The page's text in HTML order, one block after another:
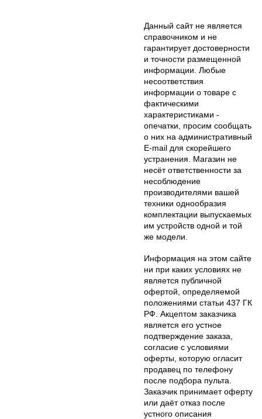
Данный сайт не является
справочником и не
гарантирует достоверности
и точности размещенной
информации. Любые
несоответствия
информации о товаре с
фактическими
характеристиками -
опечатки, просим сообщать
о них на административный
E-mail для скорейшего
устранения. Магазин не
несёт ответственности за
несоблюдение
производителями вашей
техники однообразия
комплектации выпускаемых
им устройств одной и той
же модели.
Информация на этом сайте
ни при каких условиях не
является публичной
офертой, определяемой
положениями статьи 437 ГК
РФ. Акцептом заказчика
является его устное
подтверждение заказа,
согласие с условиями
оферты, которую огласит
продавец по телефону
после подбора пульта.
Заказчик принимает оферту
или даёт отказ после
устного описания